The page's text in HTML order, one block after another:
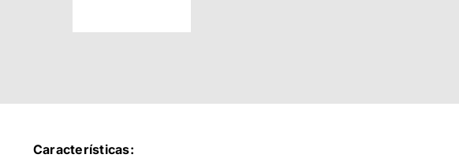
Características: